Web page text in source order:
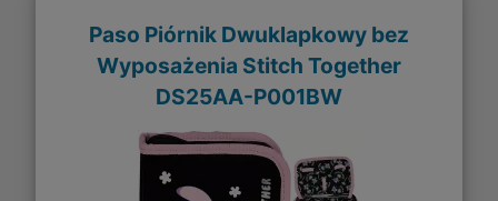
Paso Piórnik Dwuklapkowy bez
Wyposażenia Stitch Together
DS25AA-P001BW